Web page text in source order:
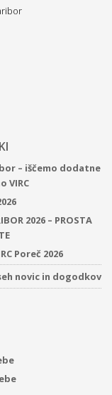
– iščemo dodatne
VIRC
2026 – PROSTA
Poreč 2026
novic in dogodkov